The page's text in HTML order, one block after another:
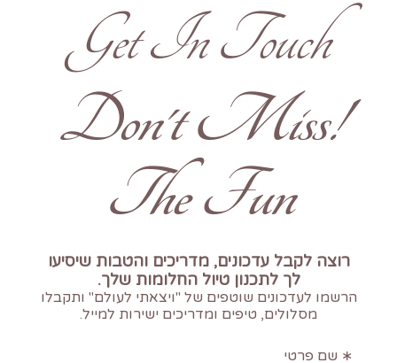
Get In Touch
!Don't Miss
The Fun